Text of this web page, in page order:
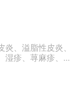
、溢脂性皮炎、
湿疹、荨麻疹、慢
碱能性荨麻疹等
。